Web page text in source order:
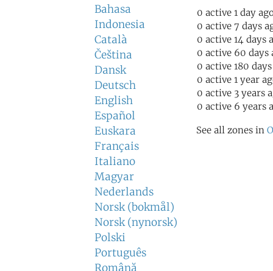
Bahasa
Indonesia
Català
Čeština
Dansk
Deutsch
English
Español
Euskara
Français
Italiano
Magyar
Nederlands
Norsk (bokmål)
Norsk (nynorsk)
Polski
Português
Română
0 active 1 day
0 active 7 days
0 active 14 days
0 active 60 days
0 active 180
0 active 1 year
0 active 3 years
0 active 6 years
See all zones in